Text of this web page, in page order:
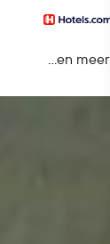
...en meer